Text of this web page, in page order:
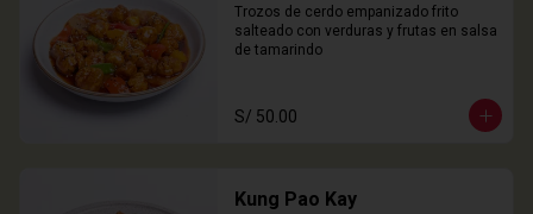
Trozos de cerdo empanizado frito
salteado con verduras y frutas en salsa
de tamarindo
S/ 50.00
Kung Pao Kay